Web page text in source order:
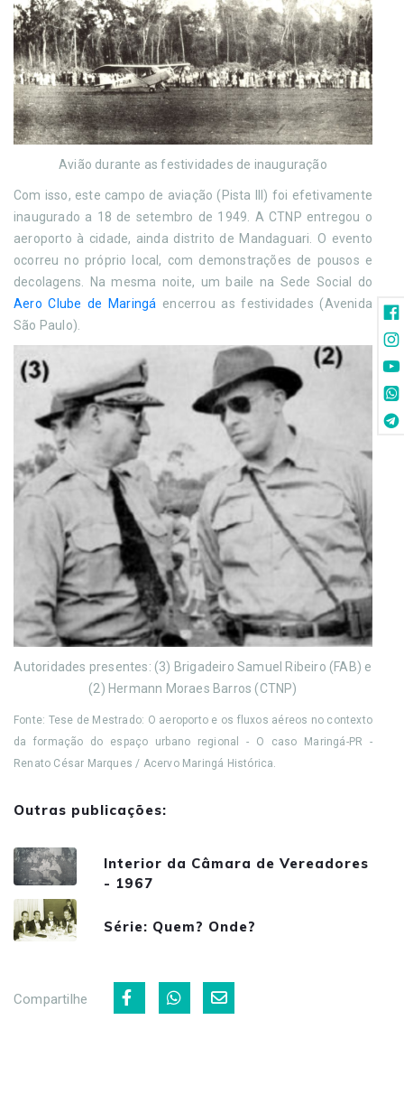
Avião durante as festividades de inauguração
Com isso, este campo de aviação (Pista III) foi efetivamente
inaugurado a 18 de setembro de 1949. A CTNP entregou o
aeroporto à cidade, ainda distrito de Mandaguari. O evento
ocorreu no próprio local, com demonstrações de pousos e
decolagens. Na mesma noite, um baile na Sede Social do
Aero Clube de Maringá encerrou as festividades (Avenida
São Paulo).
Autoridades presentes: (3) Brigadeiro Samuel Ribeiro (FAB) e
(2) Hermann Moraes Barros (CTNP)
Fonte: Tese de Mestrado: O aeroporto e os fluxos aéreos no contexto
da formação do espaço urbano regional - O caso Maringá-PR -
Renato César Marques / Acervo Maringá Histórica.
Outras publicações:
Interior da Câmara de Vereadores
- 1967
Série: Quem? Onde?
Compartilhe